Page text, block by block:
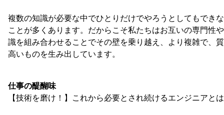
複数の知識が必要な中でひとりだけでやろうとしてもでき
ことが多くあります。だからこそ私たちはお互いの専門性
識を組み合わせることでその壁を乗り越え、より複雑で、
高いものを生み出しています。
仕事の醍醐味
【技術を磨け！】これから必要とされ続けるエンジニアと